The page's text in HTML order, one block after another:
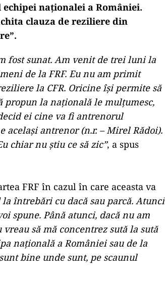
naţionalei a României.
clauza de reziliere din
fost sunat. Am venit de trei luni la
de la FRF. Eu nu am primit
la CFR. Oricine îşi permite să
propun la naţională le mulţumesc,
ei cine va fi antrenorul
acelaşi antrenor (n.r. – Mirel Rădoi).
chiar nu ştiu ce să zic”, a spus
FRF în cazul în care aceasta va
la întrebări cu dacă sau parcă. Atunci
spune. Până atunci, dacă nu am
să mă concentrez sută la sută
naţională a României sau de la
bine unde sunt, pe scaunul